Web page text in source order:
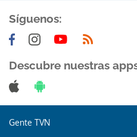
Gracias por
Síguenos:
Descubre nuestras
Gente TVN